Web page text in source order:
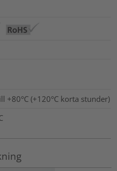
+80°C (+120°C korta stunder)